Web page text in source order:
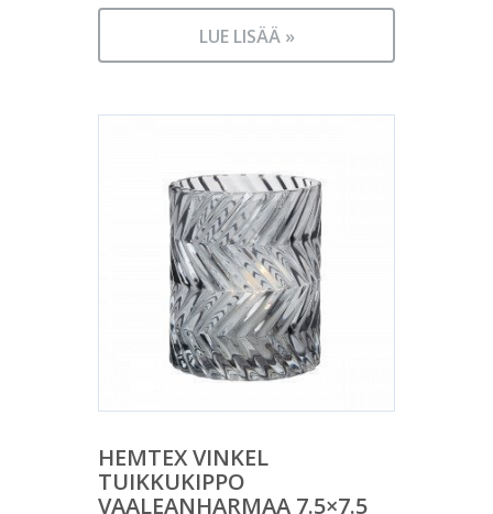
LUE LISÄÄ »
HEMTEX VINKEL
TUIKKUKIPPO
VAALEANHARMAA 7.5×7.5